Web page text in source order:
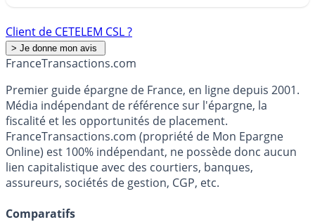
Client de CETELEM CSL ?
FranceTransactions.com
Premier guide épargne de France, en ligne depuis 2001.
Média indépendant de référence sur l'épargne, la
fiscalité et les opportunités de placement.
FranceTransactions.com (propriété de Mon Epargne
Online) est 100% indépendant, ne possède donc aucun
lien capitalistique avec des courtiers, banques,
assureurs, sociétés de gestion, CGP, etc.
Comparatifs